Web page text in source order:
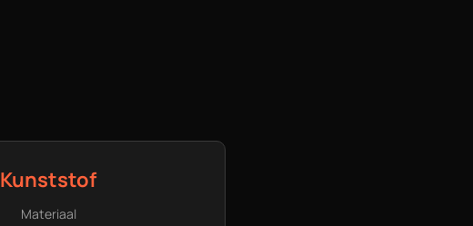
Kunststof
Materiaal